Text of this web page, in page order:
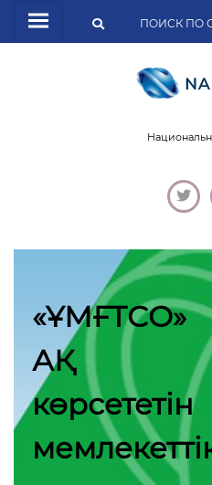
«ҰМҒТСО»
АҚ
көрсететін